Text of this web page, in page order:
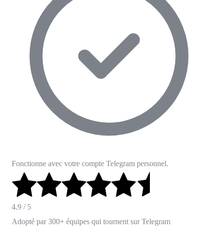
Fonctionne avec votre compte Telegram personnel.
4.9 / 5
Adopté par 300+ équipes qui tournent sur Telegram